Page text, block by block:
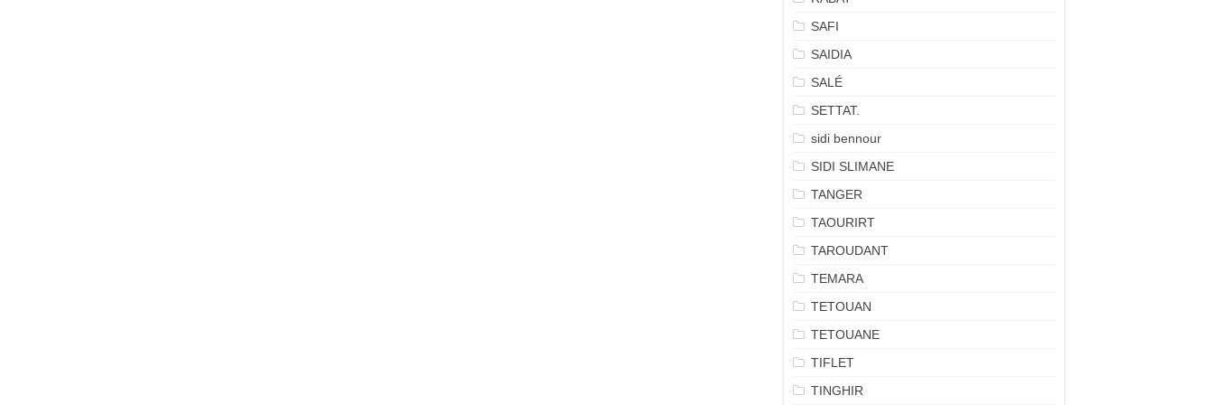
SAFI
SAIDIA
SALÉ
SETTAT.
sidi bennour
SIDI SLIMANE
TANGER
TAOURIRT
TAROUDANT
TEMARA
TETOUAN
TETOUANE
TIFLET
TINGHIR